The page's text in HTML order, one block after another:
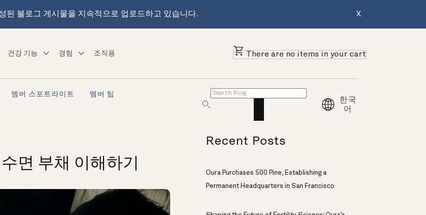
된 블로그 게시물을 지속적으로 업로드하고 있습니다. X
건강 기능 경험 조직용 There are no items in your cart
멤버 스포트라이트 멤버 팁
한국
어
면 부채 이해하기
Recent Posts
Oura Purchases 500 Pine, Establishing a
Permanent Headquarters in San Francisco